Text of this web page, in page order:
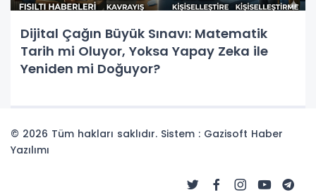
Dijital Çağın Büyük Sınavı: Matematik
Tarih mi Oluyor, Yoksa Yapay Zeka ile
Yeniden mi Doğuyor?
© 2026 Tüm hakları saklıdır. Sistem : Gazisoft Haber
Yazılımı